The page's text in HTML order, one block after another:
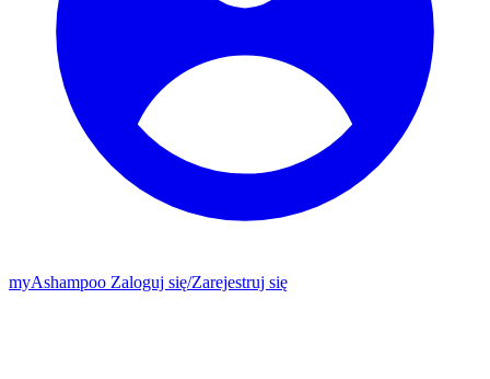
myAshampoo Zaloguj się/Zarejestruj się